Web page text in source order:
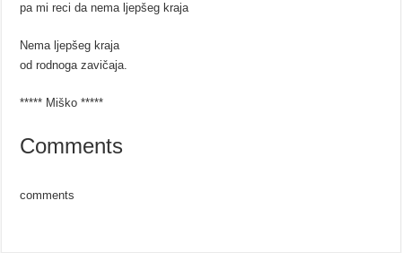
pa mi reci da nema ljepšeg kraja
Nema ljepšeg kraja
od rodnoga zavičaja.
***** Miško *****
Comments
comments